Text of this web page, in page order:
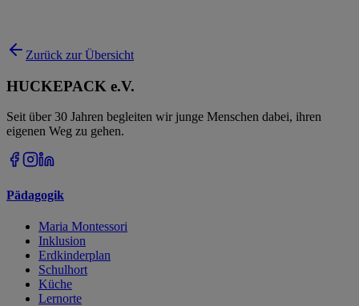
Zurück zur Übersicht
HUCKEPACK e.V.
Seit über 30 Jahren begleiten wir junge Menschen dabei, ihren
eigenen Weg zu gehen.
Pädagogik
Maria Montessori
Inklusion
Erdkinderplan
Schulhort
Küche
Lernorte